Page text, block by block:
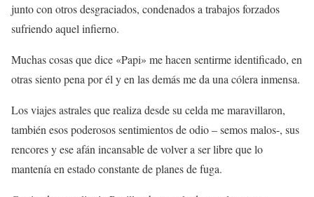
junto con otros desgraciados, condenados a trabajos forzados
sufriendo aquel infierno.
Muchas cosas que dice «Papi» me hacen sentirme identificado, en
otras siento pena por él y en las demás me da una cólera inmensa.
Los viajes astrales que realiza desde su celda me maravillaron,
también esos poderosos sentimientos de odio – semos malos-, sus
rencores y ese afán incansable de volver a ser libre que lo
mantenía en estado constante de planes de fuga.